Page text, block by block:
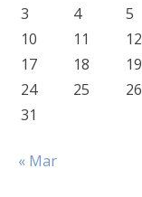
3
4 5
10
11 12
17
18 19
24
25 26
31
« Mar